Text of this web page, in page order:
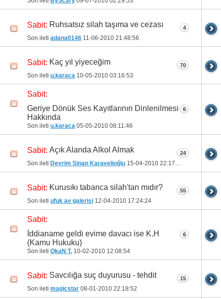
Sabit: Ruhsatsız silah taşıma ve cezası
Son ileti adana0146 11-06-2010 21:48:56
4
Sabit: Kaç yıl yiyeceğim
Son ileti u.karaca 10-05-2010 03:16:53
70
Sabit:
Geriye Dönük Ses Kayıtlarının Dinlenilmesi
Hakkında
Son ileti u.karaca 05-05-2010 08:11:46
6
Sabit: Açık Alanda Alkol Almak
Son ileti Devrim Sinan Karavelioğlu 15-04-2010 22:17:03
24
Sabit: Kurusıkı tabanca silah'tan mıdır?
Son ileti ufuk av galerisi 12-04-2010 17:24:24
55
Sabit:
İddianame geldi evime davacı ise K.H
(Kamu Hukuku)
Son ileti OkaN T. 10-02-2010 12:08:54
6
Sabit: Savcılığa suç duyurusu - tehdit
Son ileti magicstar 08-01-2010 22:18:52
15